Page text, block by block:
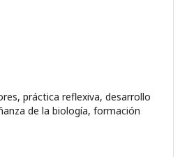
práctica reflexiva, desarrollo
de la biología, formación